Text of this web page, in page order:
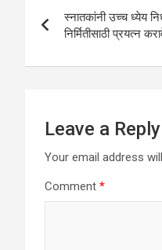
p
p
o
k
navigation
स्नातकांनी उच्च ध्येय
निर्मितीसाठी प्रयत्न
Leave a Reply
Your email address
Comment *